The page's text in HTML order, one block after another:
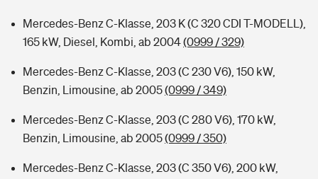
Mercedes-Benz C-Klasse, 203 K (C 320 CDI T-MODELL),
165 kW, Diesel, Kombi, ab 2004(0999 / 329)
Mercedes-Benz C-Klasse, 203 (C 230 V6), 150 kW,
Benzin, Limousine, ab 2005(0999 / 349)
Mercedes-Benz C-Klasse, 203 (C 280 V6), 170 kW,
Benzin, Limousine, ab 2005(0999 / 350)
Mercedes-Benz C-Klasse, 203 (C 350 V6), 200 kW,